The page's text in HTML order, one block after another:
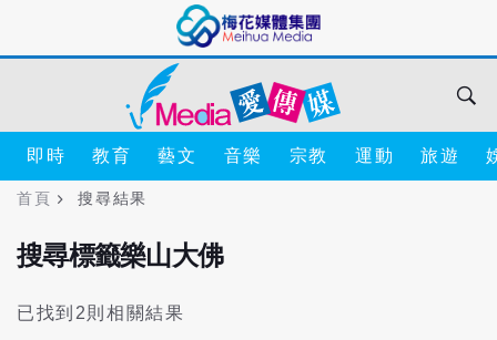
即時 教育 藝文 音樂 宗教 運動 旅遊
首頁 搜尋結果
搜尋標籤樂山大佛
已找到2則相關結果